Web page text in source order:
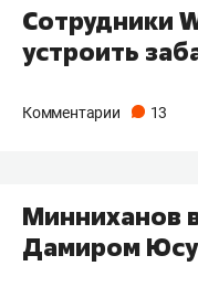
Сотрудники
устроить
Комментарии 13
Минниханов
Дамиром